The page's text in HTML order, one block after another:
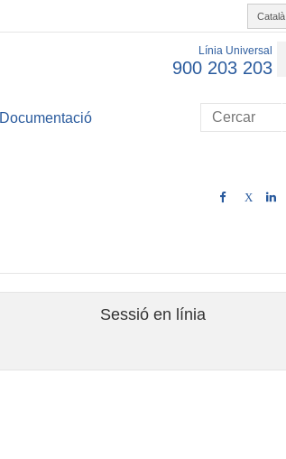
Català
Línia Universal
900 203 203
Documentació
X
Sessió en línia